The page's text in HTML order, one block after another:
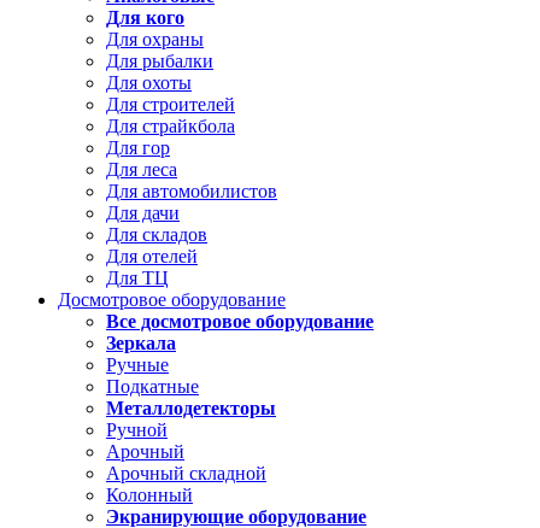
Для кого
Для охраны
Для рыбалки
Для охоты
Для строителей
Для страйкбола
Для гор
Для леса
Для автомобилистов
Для дачи
Для складов
Для отелей
Для ТЦ
Досмотровое оборудование
Все досмотровое оборудование
Зеркала
Ручные
Подкатные
Металлодетекторы
Ручной
Арочный
Арочный складной
Колонный
Экранирующие оборудование